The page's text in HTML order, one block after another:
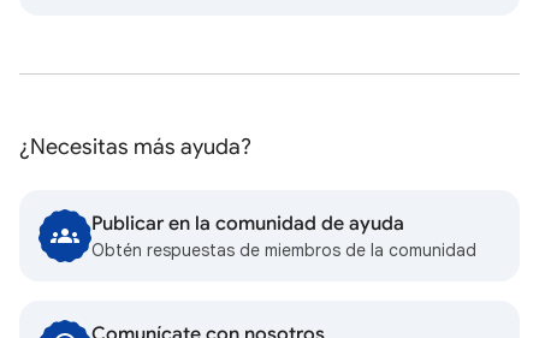
¿Necesitas más ayuda?
Publicar en la comunidad de ayuda
Obtén respuestas de miembros de la comunidad